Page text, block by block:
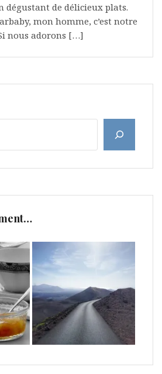
dégustant de délicieux plats.
mon homme, c’est notre
nous adorons […]